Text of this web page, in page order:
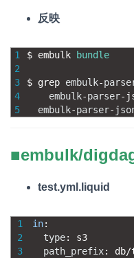
反映
1
2
3
4
5
$ embulk bundle
$ grep embulk-
embulk-parser-
embulk-parser-
■embulk/
test.yml.liquid
1
2
3
in:
type:
s3
path_prefix: db/